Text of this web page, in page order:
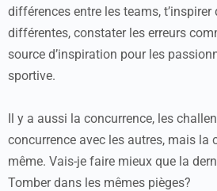
différences entre les teams, t’inspirer
différentes, constater les erreurs
source d’inspiration pour les
sportive.
Il y a aussi la concurrence, les
concurrence avec les autres, mais la
même. Vais-je faire mieux que la
Tomber dans les mêmes pièges?